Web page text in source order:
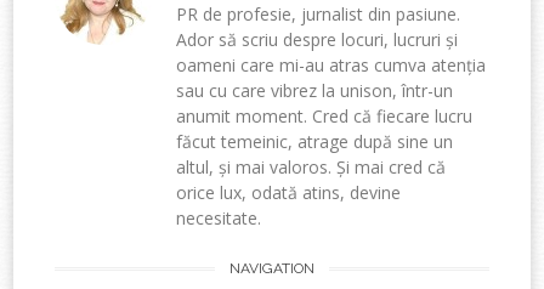
PR de profesie, jurnalist din pasiune.
Ador să scriu despre locuri, lucruri și
oameni care mi-au atras cumva atenția
sau cu care vibrez la unison, într-un
anumit moment. Cred că fiecare lucru
făcut temeinic, atrage după sine un
altul, și mai valoros. Și mai cred că
orice lux, odată atins, devine
necesitate.
NAVIGATION